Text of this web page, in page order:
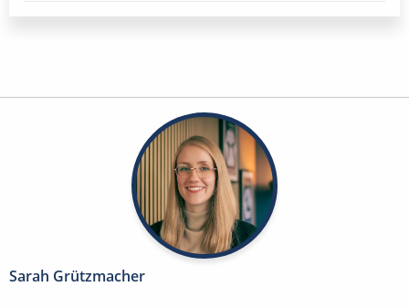
Sarah Grützmacher